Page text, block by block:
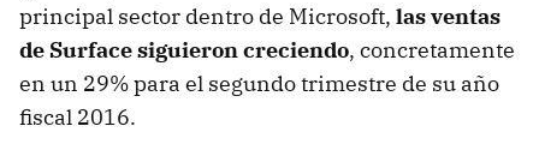
principal sector dentro de Microsoft, las ventas
de Surface siguieron creciendo, concretamente
en un 29% para el segundo trimestre de su año
fiscal 2016.